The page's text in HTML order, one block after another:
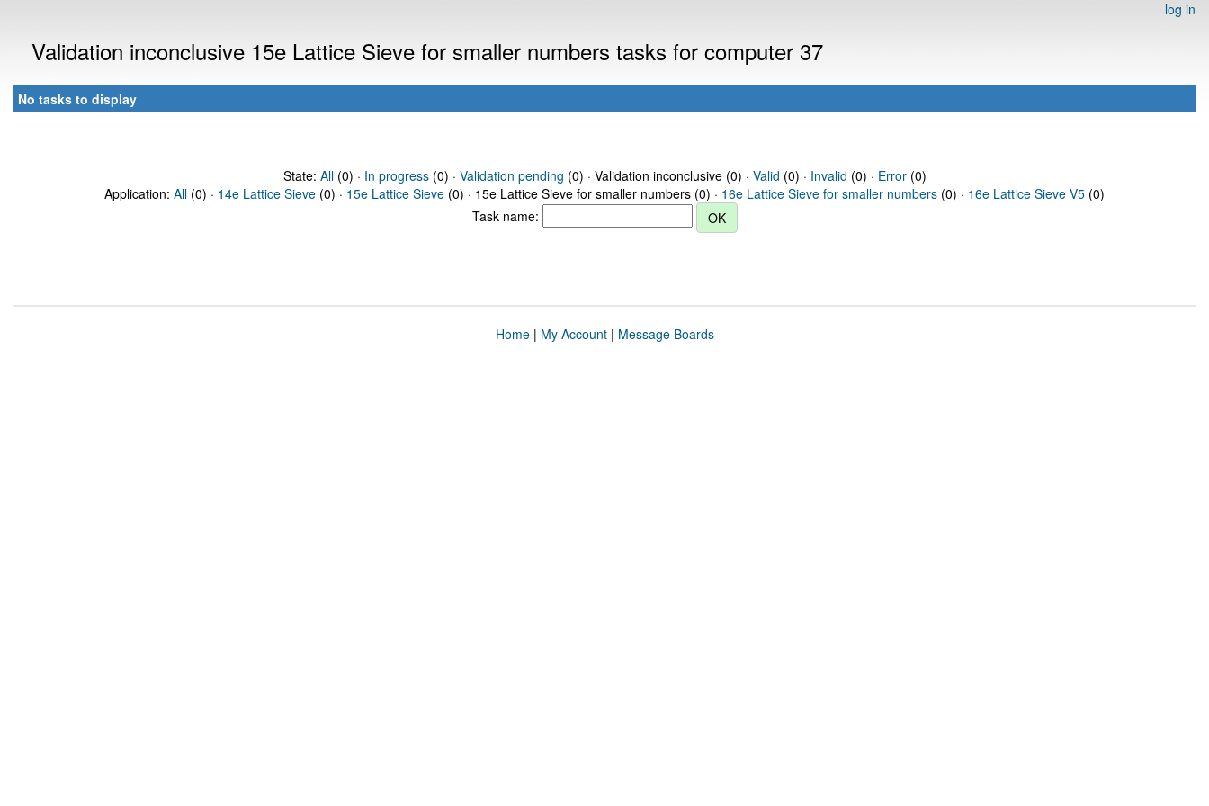
log in
Validation inconclusive 15e Lattice Sieve for smaller numbers tasks for computer 37
No tasks to display
State: All(0) · In progress(0) · Validation pending (0) · Validation inconclusive (0) · Valid (0) · Invalid (0) · Error(0)
Application: All (0) · 14e Lattice Sieve (0) · 15e Lattice Sieve (0) · 15e Lattice Sieve for smaller numbers (0) · 16e Lattice Sieve for smaller numbers (0) · 16e Lattice Sieve V5 (0)
Task name:
Home| My Account| Message Boards